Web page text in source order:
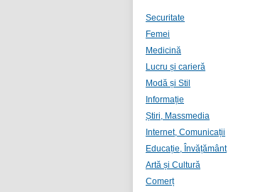
Securitate
Femei
Medicină
Lucru și carieră
Modă și Stil
Informație
Știri, Massmedia
Internet, Comunicații
Educație, Învățământ
Artă și Cultură
Comerț